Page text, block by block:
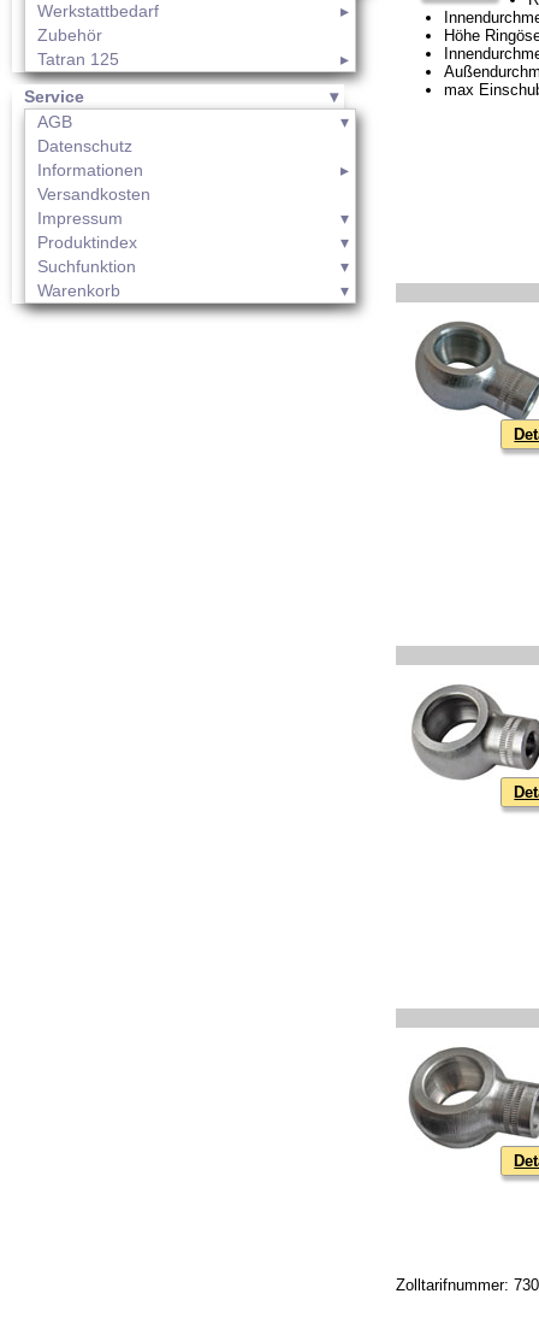
Werkstattbedarf
Zubehör
Tatran 125
Service
AGB
Datenschutz
Informationen
Versandkosten
Impressum
Produktindex
Suchfunktion
Warenkorb
Höhe
max
Zolltarifnummer: